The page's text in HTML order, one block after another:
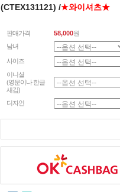
(CTEX131121) /★와이셔츠★
판매가격 58,000원
남녀
사이즈
이니셜
(영문이나 한글
새김)
디자인